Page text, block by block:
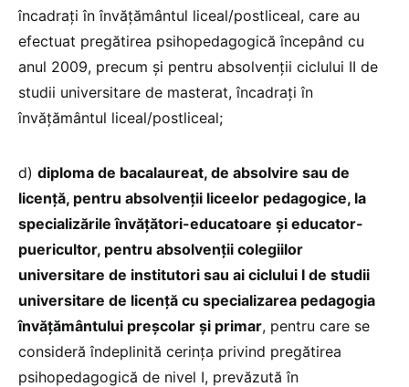
încadraţi în învăţământul liceal/postliceal, care au
efectuat pregătirea psihopedagogică începând cu
anul 2009, precum şi pentru absolvenţii ciclului II de
studii universitare de masterat, încadraţi în
învăţământul liceal/postliceal;
d) diploma de bacalaureat, de absolvire sau de
licenţă, pentru absolvenţii liceelor pedagogice, la
specializările învăţători-educatoare şi educator-
puericultor, pentru absolvenţii colegiilor
universitare de institutori sau ai ciclului I de studii
universitare de licenţă cu specializarea pedagogia
învăţământului preşcolar şi primar, pentru care se
consideră îndeplinită cerinţa privind pregătirea
psihopedagogică de nivel I, prevăzută în